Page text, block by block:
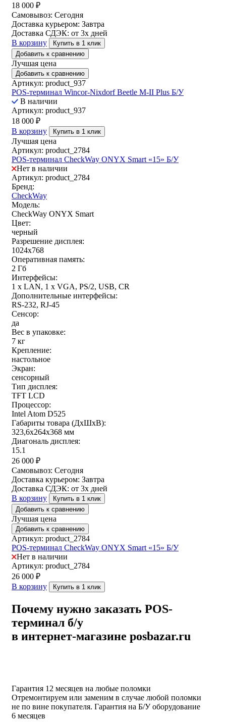
18 000 ₽
Самовывоз: Сегодня
Доставка курьером: Завтра
Доставка СДЭК: от 3х дней
В корзину
Купить в 1 клик
Добавить к сравнению
Лучшая цена
Добавить к сравнению
Артикул: product_937
POS-терминал Wincor-Nixdorf Beetle M-II Plus Б/У
В наличии
Артикул: product_937
18 000 ₽
В корзину
Купить в 1 клик
Лучшая цена
Артикул: product_2784
POS-терминал CheckWay ONYX Smart «15» Б/У
Нет в наличии
Артикул: product_2784
Бренд:
CheckWay
Модель:
CheckWay ONYX Smart
Цвет:
черный
Разрешение дисплея:
1024x768
Оперативная память:
2 Гб
Интерфейсы:
1 x LAN, 1 x VGA, PS/2, USB, CR
Дополнительные интерфейсы:
RS-232, RJ-45
Сенсор:
да
Вес в упаковке:
7 кг
Крепление:
настольное
Экран:
сенсорный
Тип дисплея:
TFT LCD
Процессор:
Intel Atom D525
Габариты товара (ДxШxВ):
323,6х264х368 мм
Диагональ дисплея:
15.1
26 000 ₽
Самовывоз: Сегодня
Доставка курьером: Завтра
Доставка СДЭК: от 3х дней
В корзину
Купить в 1 клик
Добавить к сравнению
Лучшая цена
Добавить к сравнению
Артикул: product_2784
POS-терминал CheckWay ONYX Smart «15» Б/У
Нет в наличии
Артикул: product_2784
26 000 ₽
В корзину
Купить в 1 клик
Почему нужно заказать POS-
терминал б/у
в интернет-магазине posbazar.ru
Гарантия 12 месяцев на любые поломки
Отремонтируем или заменим в случае любой поломки
не по вине покупателя. Гарантия на Б/У оборудование
6 месяцев